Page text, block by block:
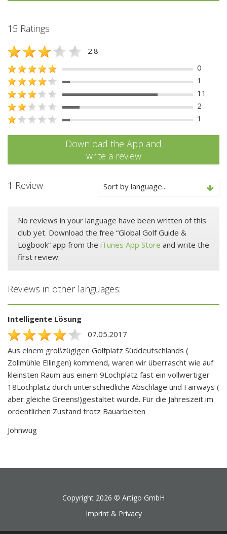
15 Ratings
2.8
0
1
11
2
1
Download the App and
write a review
1 Review Sort by language...
No reviews in your language have been written of this
club yet. Download the free “Global Golf Guide &
Logbook” app from the iTunes App Store and write the
first review.
Reviews in other languages:
Intelligente Lösung
07.05.2017
Aus einem großzügigen Golfplatz Süddeutschlands (
Zollmühle Ellingen) kommend, waren wir überrascht wie auf
kleinsten Raum aus einem 9Lochplatz fast ein vollwertiger
18Lochplatz durch unterschiedliche Abschläge und Fairways (
aber gleiche Greens!)gestaltet wurde. Für die Jahreszeit im
ordentlichen Zustand trotz Bauarbeiten
Johnwug
Copyright 2026 © Artigo GmbH
Imprint & Privacy